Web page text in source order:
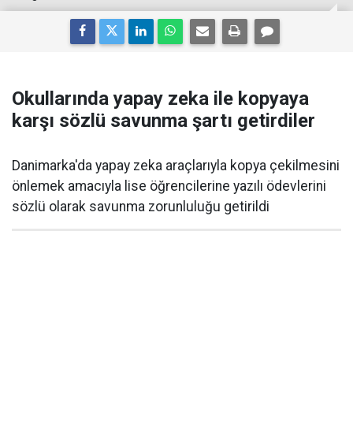
Okullarında yapay zeka ile kopyaya
karşı sözlü savunma şartı getirdiler
Danimarka'da yapay zeka araçlarıyla kopya çekilmesini
önlemek amacıyla lise öğrencilerine yazılı ödevlerini
sözlü olarak savunma zorunluluğu getirildi